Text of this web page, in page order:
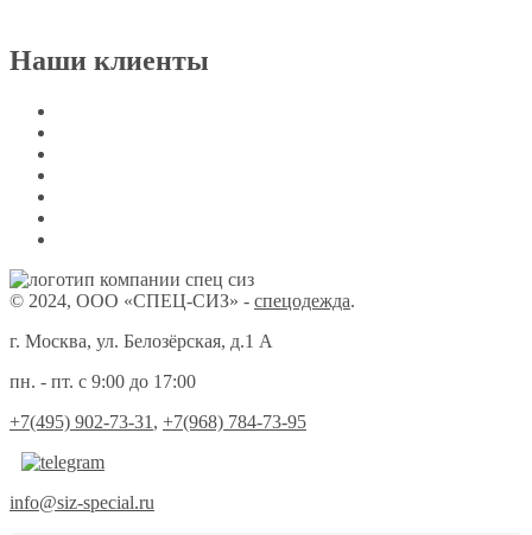
Наши клиенты
© 2024, ООО «СПЕЦ-СИЗ» - спецодежда.
г. Москва, ул. Белозёрская, д.1 А
пн. - пт. с 9:00 до 17:00
+7(495) 902-73-31 , +7(968) 784-73-95
info@siz-special.ru